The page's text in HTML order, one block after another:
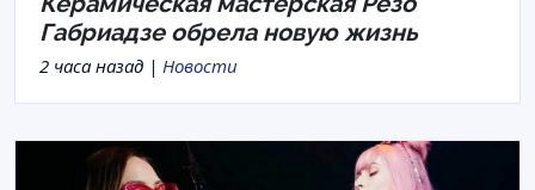
Габриадзе обрела новую жизнь
2 часа назад | Новости